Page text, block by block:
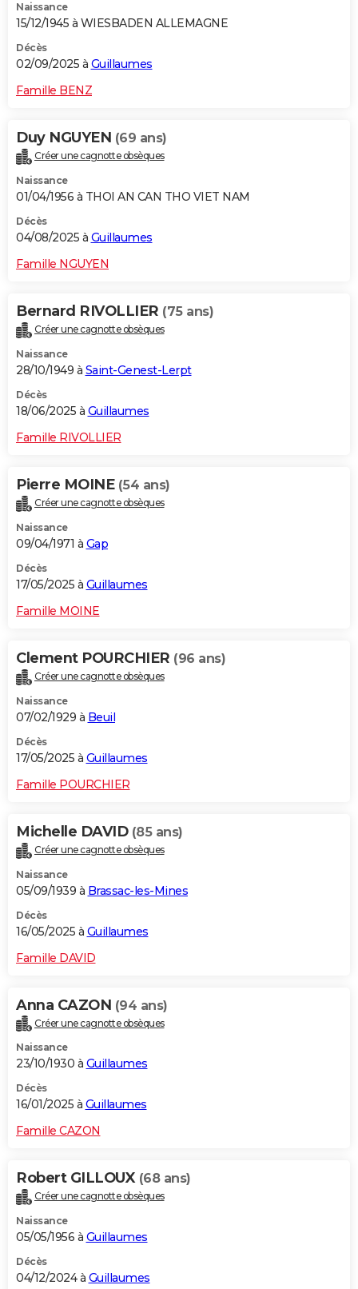
Naissance
15/12/1945 à WIESBADEN ALLEMAGNE
Décès
02/09/2025 à Guillaumes
Famille BENZ
Duy NGUYEN (69 ans)
Créer une cagnotte obsèques
Naissance
01/04/1956 à THOI AN CAN THO VIET NAM
Décès
04/08/2025 à Guillaumes
Famille NGUYEN
Bernard RIVOLLIER (75 ans)
Créer une cagnotte obsèques
Naissance
28/10/1949 à Saint-Genest-Lerpt
Décès
18/06/2025 à Guillaumes
Famille RIVOLLIER
Pierre MOINE (54 ans)
Créer une cagnotte obsèques
Naissance
09/04/1971 à Gap
Décès
17/05/2025 à Guillaumes
Famille MOINE
Clement POURCHIER (96 ans)
Créer une cagnotte obsèques
Naissance
07/02/1929 à Beuil
Décès
17/05/2025 à Guillaumes
Famille POURCHIER
Michelle DAVID (85 ans)
Créer une cagnotte obsèques
Naissance
05/09/1939 à Brassac-les-Mines
Décès
16/05/2025 à Guillaumes
Famille DAVID
Anna CAZON (94 ans)
Créer une cagnotte obsèques
Naissance
23/10/1930 à Guillaumes
Décès
16/01/2025 à Guillaumes
Famille CAZON
Robert GILLOUX (68 ans)
Créer une cagnotte obsèques
Naissance
05/05/1956 à Guillaumes
Décès
04/12/2024 à Guillaumes